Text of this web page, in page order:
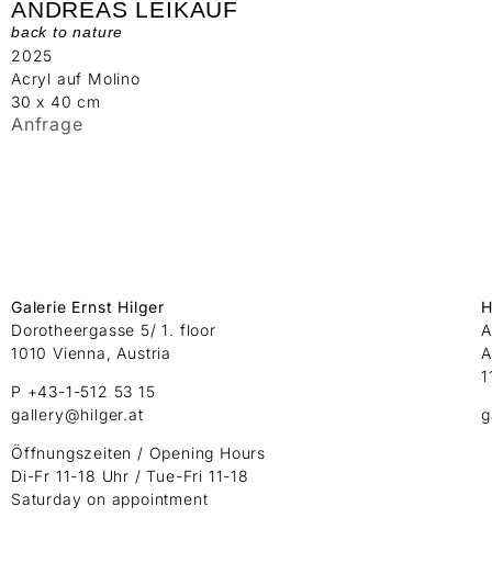
ANDREAS LEIKAUF
back to nature
2025
Acryl auf Molino
30 x 40 cm
Anfrage
Galerie Ernst Hilger
Dorotheergasse 5/ 1. floor
1010 Vienna, Austria
P +43-1-512 53 15
gallery@hilger.at
Öffnungszeiten / Opening Hours
Di-Fr 11-18 Uhr / Tue-Fri 11-18
Saturday on appointment